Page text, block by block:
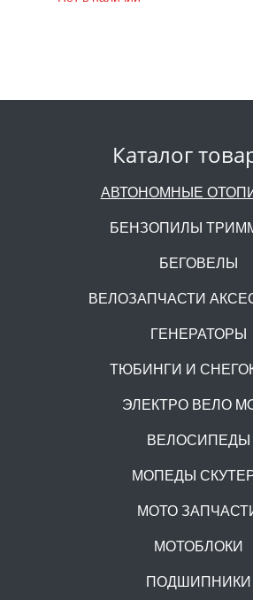
Каталог
АВТОНОМНЫЕ
БЕНЗОПИЛЫ
БЕГОВЕЛЫ
ВЕЛОЗАПЧАСТИ
ГЕНЕРАТОРЫ
ТЮБИНГИ И
ЭЛЕКТРО ВЕЛО
ВЕЛОСИПЕДЫ
МОПЕДЫ
МОТО
МОТОБЛОКИ
ПОДШИПНИКИ